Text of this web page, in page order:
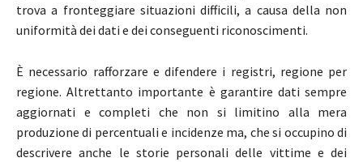
trova a fronteggiare situazioni difficili, a causa della non
uniformità dei dati e dei conseguenti riconoscimenti.
È necessario rafforzare e difendere i registri, regione per
regione. Altrettanto importante è garantire dati sempre
aggiornati e completi che non si limitino alla mera
produzione di percentuali e incidenze ma, che si occupino di
descrivere anche le storie personali delle vittime e dei